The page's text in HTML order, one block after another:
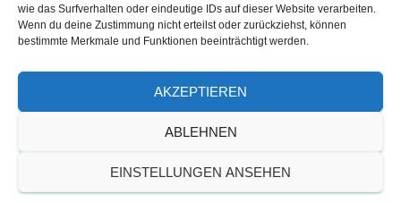
wie das Surfverhalten oder eindeutige IDs auf dieser Website verarbeiten.
Wenn du deine Zustimmung nicht erteilst oder zurückziehst, können
bestimmte Merkmale und Funktionen beeinträchtigt werden.
AKZEPTIEREN
ABLEHNEN
EINSTELLUNGEN ANSEHEN
DATENSCHUTZORDUNG
Brühl 1979 e.V.